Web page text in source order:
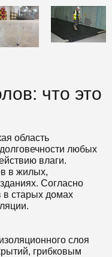
что это
область
любых
влаги.
в жилых,
Согласно
в старых домах
слоя
грибковым